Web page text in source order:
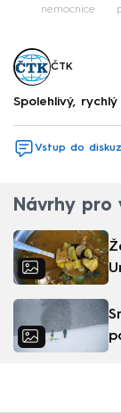
nemocnice
ČTK
Spolehlivý,
Vstup do
Návrhy pro